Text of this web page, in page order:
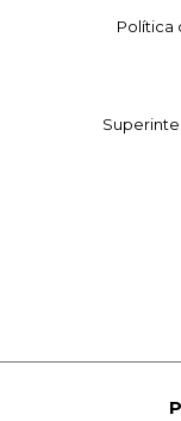
Política